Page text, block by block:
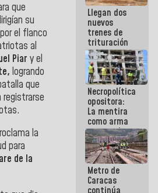
que
su
el flanco
al
Piar y el
logrando
que
registrarse
la
para
de la
que haces
es
embarrarla
Llegan dos
nuevos
trenes de
trituración
para
optimizar
manejo de
escombros
en La Guaira
Necropolítica
opositora:
La mentira
como arma
contra el
Pueblo
Metro de
Caracas